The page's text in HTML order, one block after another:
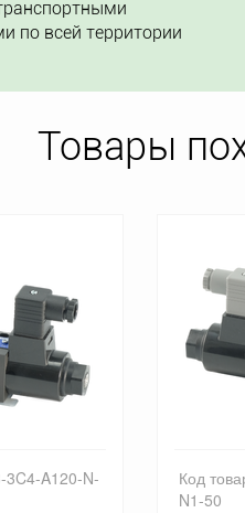
по всей территории
Товары
3C4-A120-N-
Код
N1-50